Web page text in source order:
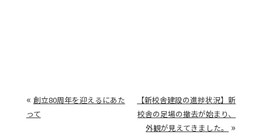
« 創立80周年を迎えるにあた
って
【新校舎建設の進捗状況】新
校舎の足場の撤去が始まり、
外観が見えてきました。
»